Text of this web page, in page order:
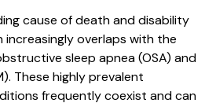
cause of death and disability
increasingly overlaps with the
sleep apnea (OSA) and
These highly prevalent
frequently coexist and can